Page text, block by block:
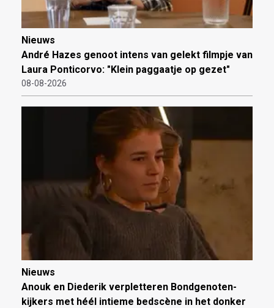
Nieuws
André Hazes genoot intens van gelekt filmpje van
Laura Ponticorvo: "Klein paggaatje op gezet"
08-08-2026
Nieuws
Anouk en Diederik verpletteren Bondgenoten-
kijkers met héél intieme bedscène in het donker